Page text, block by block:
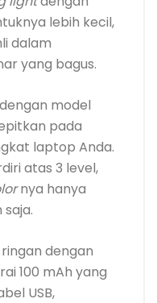
lebih kecil,
dalam
yang bagus.
model
pada
laptop Anda.
atas 3 level,
nya hanya
dengan
100 mAh yang
USB,